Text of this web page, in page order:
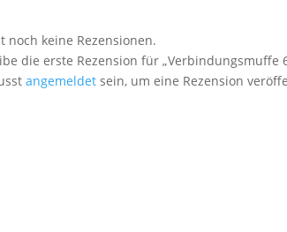
noch keine Rezensionen.
die erste Rezension für „Verbindungsmuffe
angemeldet sein, um eine Rezension